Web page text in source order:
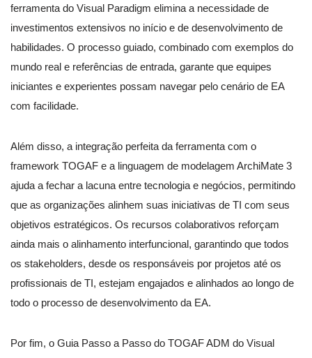
ferramenta do Visual Paradigm elimina a necessidade de
investimentos extensivos no início e de desenvolvimento de
habilidades. O processo guiado, combinado com exemplos do
mundo real e referências de entrada, garante que equipes
iniciantes e experientes possam navegar pelo cenário de EA
com facilidade.
Além disso, a integração perfeita da ferramenta com o
framework TOGAF e a linguagem de modelagem ArchiMate 3
ajuda a fechar a lacuna entre tecnologia e negócios, permitindo
que as organizações alinhem suas iniciativas de TI com seus
objetivos estratégicos. Os recursos colaborativos reforçam
ainda mais o alinhamento interfuncional, garantindo que todos
os stakeholders, desde os responsáveis por projetos até os
profissionais de TI, estejam engajados e alinhados ao longo de
todo o processo de desenvolvimento da EA.
Por fim, o Guia Passo a Passo do TOGAF ADM do Visual